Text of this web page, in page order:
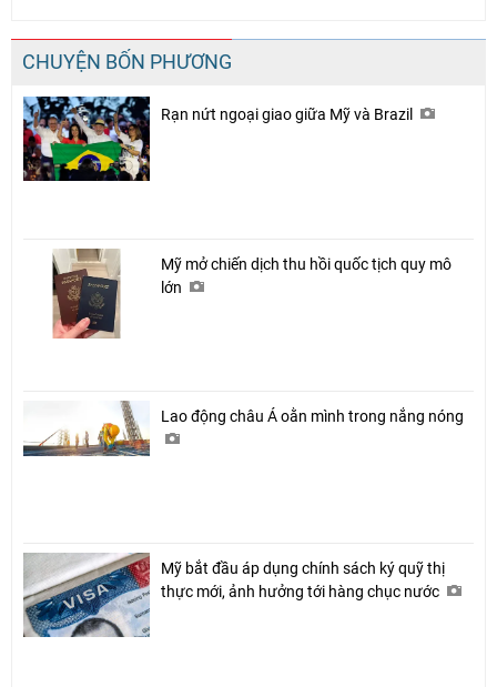
CHUYỆN BỐN PHƯƠNG
Rạn nứt ngoại giao giữa Mỹ và Brazil
Mỹ mở chiến dịch thu hồi quốc tịch quy mô
lớn
Lao động châu Á oằn mình trong nắng nóng
Mỹ bắt đầu áp dụng chính sách ký quỹ thị
thực mới, ảnh hưởng tới hàng chục nước